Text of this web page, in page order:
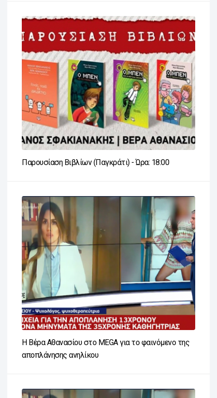
Παρουσίαση Βιβλίων (Παγκράτι) - Ώρα: 18:00
Η Βέρα Αθανασίου στο MEGA για το φαινόμενο της
αποπλάνησης ανηλίκου